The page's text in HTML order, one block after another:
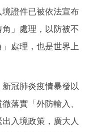
證件已被依法宣布
」處理，以防被不
處理，也是世界上
冠肺炎疫情暴發以
落實「外防輸入、
入境政策，廣大人